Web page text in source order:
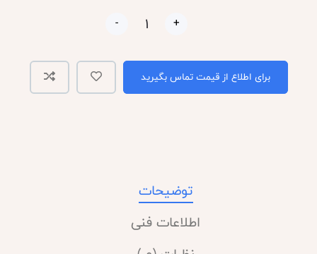
- +
برای اطلاع از قیمت تماس بگیرید
توضیحات
اطلاعات فنی